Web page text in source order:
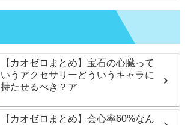
【カオゼロまとめ】宝石の心臓って
いうアクセサリーどういうキャラに
持たせるべき？ア
【カオゼロまとめ】会心率60%なん